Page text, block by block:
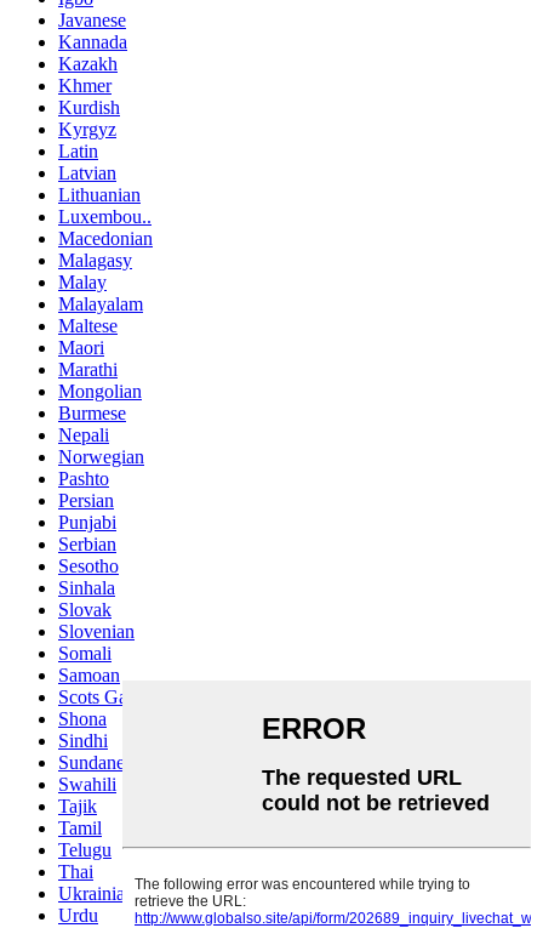
Javanese
Kannada
Kazakh
Khmer
Kurdish
Kyrgyz
Latin
Latvian
Lithuanian
Luxembou..
Macedonian
Malagasy
Malay
Malayalam
Maltese
Maori
Marathi
Mongolian
Burmese
Nepali
Norwegian
Pashto
Persian
Punjabi
Serbian
Sesotho
Sinhala
Slovak
Slovenian
Somali
Samoan
Scots Gaelic
Shona
Sindhi
Sundanese
Swahili
Tajik
Tamil
Telugu
Thai
Ukrainian
Urdu